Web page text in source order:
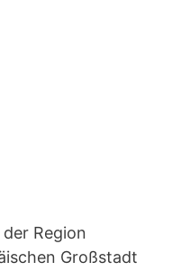
der Region
Großstadt